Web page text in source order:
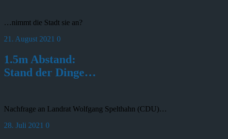
…nimmt die Stadt sie an?
21. August 2021 0
1.5m Abstand:
Stand der Dinge…
Nachfrage an Landrat Wolfgang Spelthahn (CDU)…
28. Juli 2021 0